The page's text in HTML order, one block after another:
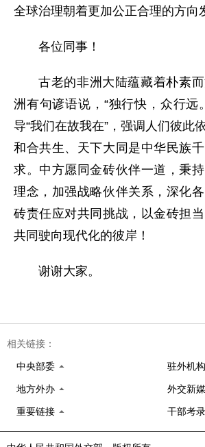
全球治理朝着更加公正合理的方向
各位同事！
古老的非洲大陆蕴藏着朴素
洲有句谚语说，“独行快，众行远
导“我们在故我在”，强调人们彼此
和合共生、天下大同是中华民族
求。中方愿同金砖伙伴一道，秉
理念，加强战略伙伴关系，深化
砖责任应对共同挑战，以金砖担
共同驶向现代化的彼岸！
谢谢大家。
相关链接：
中央部委 驻外机构
地方外办 外交新
重要链接 干部考录